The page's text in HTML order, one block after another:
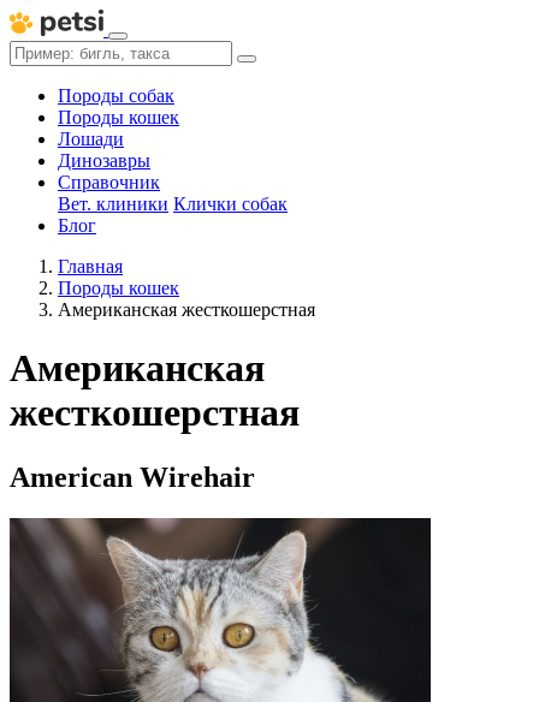
Породы собак
Породы кошек
Лошади
Динозавры
Справочник
Вет. клиники Клички собак
Блог
Главная
Породы кошек
Американская жесткошерстная
Американская
жесткошерстная
American Wirehair